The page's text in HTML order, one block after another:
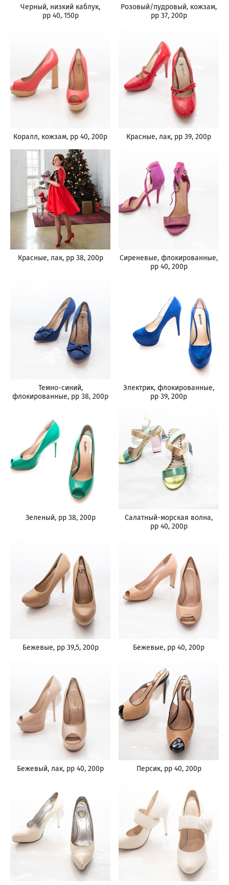
Черный, низкий каблук,
рр 40, 150р
Розовый/пудровый, кожзам,
рр 37, 200р
Коралл, кожзам, рр 40, 200р Красные, лак, рр 39, 200р
Красные, лак, рр 38, 200р
Сиреневые, флокированные,
рр 40, 200р
Темно-синий,
флокированные, рр 38, 200р
Электрик, флокированные,
рр 39, 200р
Зеленый, рр 38, 200р
Салатный-морская волна,
рр 40, 200р
Бежевые, рр 39,5, 200р Бежевые, рр 40, 200р
Бежевый, лак, рр 40, 200р Персик, рр 40, 200р